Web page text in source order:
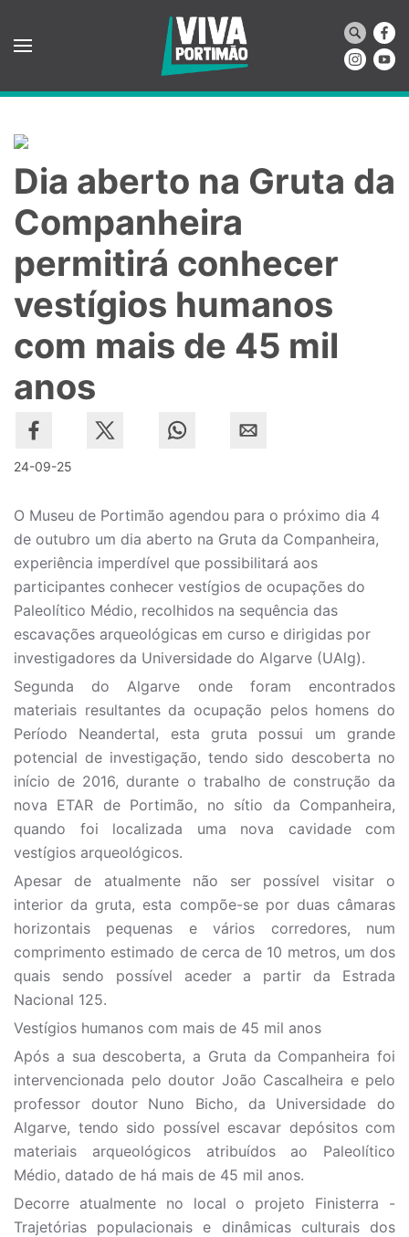
Saltar para o conteúdo principal
Dia aberto na Gruta da
Companheira
permitirá conhecer
vestígios humanos
com mais de 45 mil
anos
24-09-25
O Museu de Portimão agendou para o próximo dia 4
de outubro um dia aberto na Gruta da Companheira,
experiência imperdível que possibilitará aos
participantes conhecer vestígios de ocupações do
Paleolítico Médio, recolhidos na sequência das
escavações arqueológicas em curso e dirigidas por
investigadores da Universidade do Algarve (UAlg).
Segunda do Algarve onde foram encontrados
materiais resultantes da ocupação pelos homens do
Período Neandertal, esta gruta possui um grande
potencial de investigação, tendo sido descoberta no
início de 2016, durante o trabalho de construção da
nova ETAR de Portimão, no sítio da Companheira,
quando foi localizada uma nova cavidade com
vestígios arqueológicos.
Apesar de atualmente não ser possível visitar o
interior da gruta, esta compõe-se por duas câmaras
horizontais pequenas e vários corredores, num
comprimento estimado de cerca de 10 metros, um dos
quais sendo possível aceder a partir da Estrada
Nacional 125.
Vestígios humanos com mais de 45 mil anos
Após a sua descoberta, a Gruta da Companheira foi
intervencionada pelo doutor João Cascalheira e pelo
professor doutor Nuno Bicho, da Universidade do
Algarve, tendo sido possível escavar depósitos com
materiais arqueológicos atribuídos ao Paleolítico
Médio, datado de há mais de 45 mil anos.
Decorre atualmente no local o projeto Finisterra -
Trajetórias populacionais e dinâmicas culturais dos